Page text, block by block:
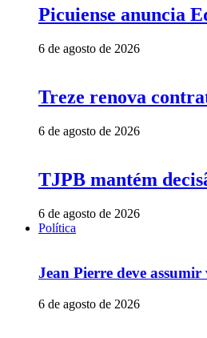
Picuiense anuncia
6 de agosto de 2026
Treze renova
6 de agosto de 2026
TJPB mantém
6 de agosto de 2026
Política
Jean Pierre deve
6 de agosto de 2026